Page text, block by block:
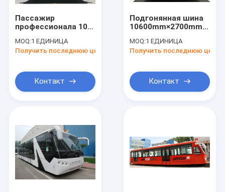
Пассажир
профессионала 102
авиапорта 200
литров с картиной
MOQ:1 ЕДИНИЦА
Получить последнюю цену
Контакт
Подгонянная шина
рисбермы
авиапорта Cummins
MOQ:1 ЕДИНИЦА
Получить последнюю цену
Контакт